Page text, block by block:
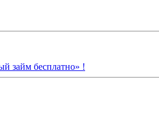
займ бесплатно» !